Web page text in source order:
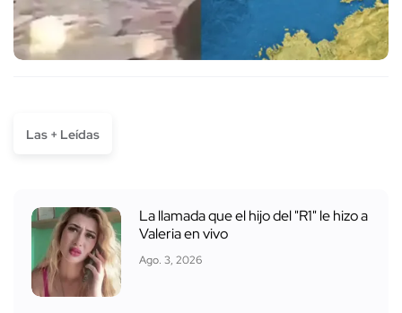
Las + Leídas
La llamada que el hijo del "R1" le hizo a
Valeria en vivo
Ago. 3, 2026